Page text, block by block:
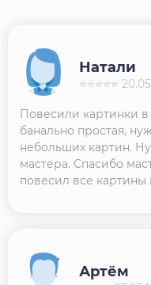
Повесили картинки в
банально простая,
небольших картин.
мастера. Спасибо
повесил все картины
Натали
⭐⭐⭐⭐⭐
Артём